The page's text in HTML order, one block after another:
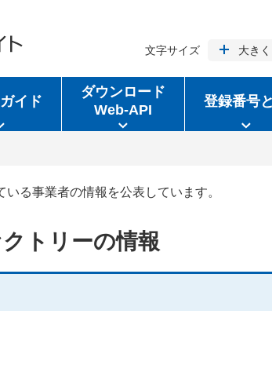
文字サイズ 大きく
イド
ダウンロード
Web-API
登録番号
る事業者の情報を公表しています。
トリーの情報